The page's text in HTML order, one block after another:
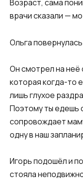
Возраст, сама
врачи сказали —
Ольга
Он смотрел на неё
которая когда-то
лишь глухое
Поэтому ты едешь
сопровождает
одну в наш
Игорь подошёл и
стояла